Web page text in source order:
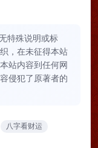
特殊说明或标
，在未征得本站
站内容到任何网
侵犯了原著者的
八字看财运